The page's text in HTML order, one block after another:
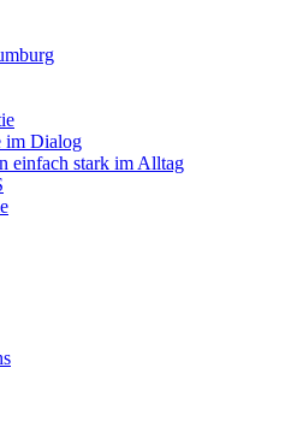
im Dialog
einfach stark im Alltag